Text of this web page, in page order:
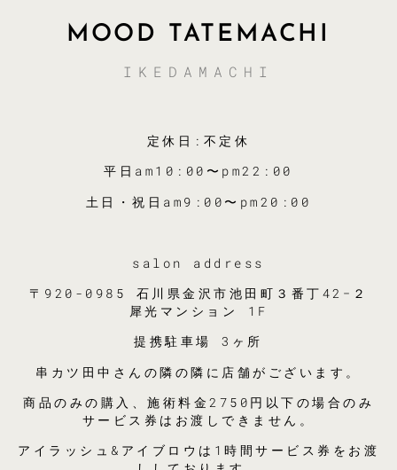
MOOD TATEMACHI
IKEDAMACHI
定休日:不定休
平日am10:00〜pm22:00
土日・祝日am9:00〜pm20:00
salon address
〒920-0985 石川県金沢市池田町３番丁42−２
犀光マンション 1F
提携駐車場 3ヶ所
串カツ田中さんの隣の隣に店舗がございます。
商品のみの購入、施術料金2750円以下の場合のみ
サービス券はお渡しできません。
アイラッシュ&アイブロウは1時間サービス券をお渡